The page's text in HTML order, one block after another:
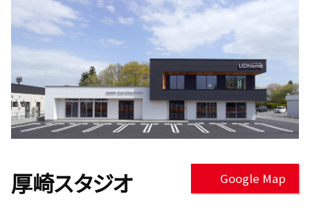
厚崎スタジオ Google Map